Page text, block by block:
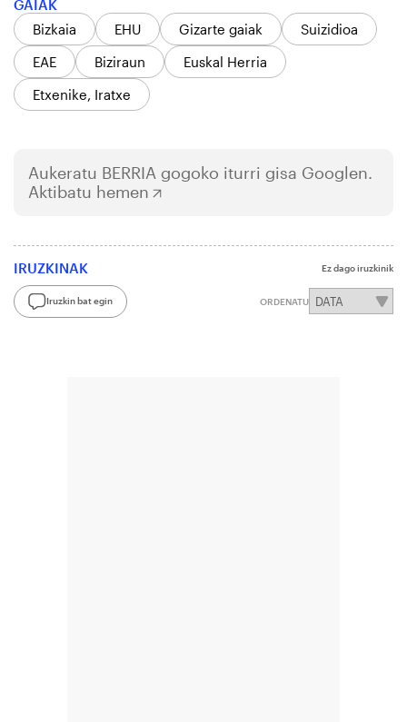
GAIAK
Bizkaia
EHU Gizarte gaiak
Suizidioa
EAE
Biziraun
Euskal Herria
Etxenike, Iratxe
Aukeratu BERRIA gogoko iturri gisa Googlen.
Aktibatu hemen
IRUZKINAK Ez dago iruzkinik
Iruzkin bat egin ORDENATU